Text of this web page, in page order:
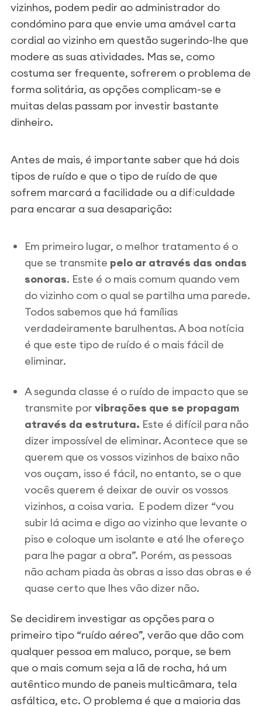
vizinhos, podem pedir ao administrador do
condómino para que envie uma amável carta
cordial ao vizinho em questão sugerindo-lhe que
modere as suas atividades. Mas se, como
costuma ser frequente, sofrerem o problema de
forma solitária, as opções complicam-se e
muitas delas passam por investir bastante
dinheiro.
Antes de mais, é importante saber que há dois
tipos de ruído e que o tipo de ruído de que
sofrem marcará a facilidade ou a dificuldade
para encarar a sua desaparição:
Em primeiro lugar, o melhor tratamento é o
que se transmite pelo ar através das ondas
sonoras. Este é o mais comum quando vem
do vizinho com o qual se partilha uma parede.
Todos sabemos que há famílias
verdadeiramente barulhentas. A boa notícia
é que este tipo de ruído é o mais fácil de
eliminar.
A segunda classe é o ruído de impacto que se
transmite por vibrações que se propagam
através da estrutura. Este é difícil para não
dizer impossível de eliminar. Acontece que se
querem que os vossos vizinhos de baixo não
vos ouçam, isso é fácil, no entanto, se o que
vocês querem é deixar de ouvir os vossos
vizinhos, a coisa varia. E podem dizer “vou
subir lá acima e digo ao vizinho que levante o
piso e coloque um isolante e até lhe ofereço
para lhe pagar a obra”. Porém, as pessoas
não acham piada às obras a isso das obras e é
quase certo que lhes vão dizer não.
Se decidirem investigar as opções para o
primeiro tipo “ruído aéreo”, verão que dão com
qualquer pessoa em maluco, porque, se bem
que o mais comum seja a lã de rocha, há um
autêntico mundo de paneis multicâmara, tela
asfáltica, etc. O problema é que a maioria das